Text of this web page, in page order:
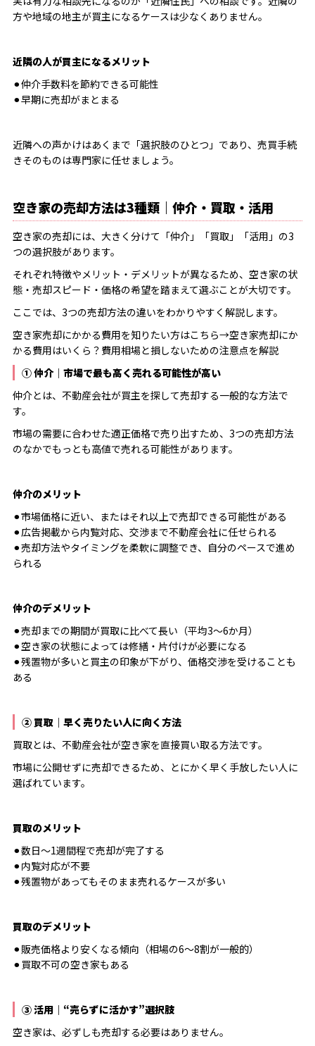
方や地域の地主が買主になるケースは少なくありません。
近隣の人が買主になるメリット
⚫︎仲介手数料を節約できる可能性
⚫︎早期に売却がまとまる
近隣への声かけはあくまで「選択肢のひとつ」であり、売買手続
きそのものは専門家に任せましょう。
空き家の売却方法は3種類｜仲介・買取・活用
空き家の売却には、大きく分けて「仲介」「買取」「活用」の3
つの選択肢があります。
それぞれ特徴やメリット・デメリットが異なるため、空き家の状
態・売却スピード・価格の希望を踏まえて選ぶことが大切です。
ここでは、3つの売却方法の違いをわかりやすく解説します。
空き家売却にかかる費用を知りたい方はこちら→空き家売却にか
かる費用はいくら？費用相場と損しないための注意点を解説
① 仲介｜市場で最も高く売れる可能性が高い
仲介とは、不動産会社が買主を探して売却する一般的な方法で
す。
市場の需要に合わせた適正価格で売り出すため、3つの売却方法
のなかでもっとも高値で売れる可能性があります。
仲介のメリット
⚫︎市場価格に近い、またはそれ以上で売却できる可能性がある
⚫︎広告掲載から内覧対応、交渉まで不動産会社に任せられる
⚫︎売却方法やタイミングを柔軟に調整でき、自分のペースで進め
られる
仲介のデメリット
⚫︎売却までの期間が買取に比べて長い（平均3〜6か月）
⚫︎空き家の状態によっては修繕・片付けが必要になる
⚫︎残置物が多いと買主の印象が下がり、価格交渉を受けることも
ある
② 買取｜早く売りたい人に向く方法
買取とは、不動産会社が空き家を直接買い取る方法です。
市場に公開せずに売却できるため、とにかく早く手放したい人に
選ばれています。
買取のメリット
⚫︎数日〜1週間程で売却が完了する
⚫︎内覧対応が不要
⚫︎残置物があってもそのまま売れるケースが多い
買取のデメリット
⚫︎販売価格より安くなる傾向（相場の6〜8割が一般的）
⚫︎買取不可の空き家もある
③ 活用｜“売らずに活かす”選択肢
空き家は、必ずしも売却する必要はありません。